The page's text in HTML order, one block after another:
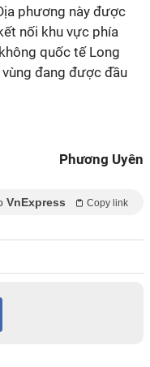
phương này được
nối khu vực phía
quốc tế Long
đang được đầu
Phương Uyên
VnExpress Copy link